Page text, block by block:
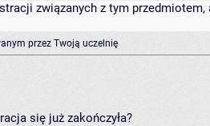
związanych z tym przedmiotem,
przez Twoją uczelnię
się już zakończyła?